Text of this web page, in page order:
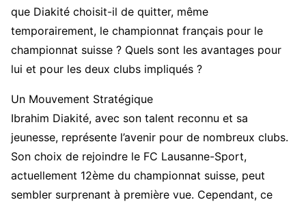
que Diakité choisit-il de quitter, même
temporairement, le championnat français pour le
championnat suisse ? Quels sont les avantages pour
lui et pour les deux clubs impliqués ?
Un Mouvement Stratégique
Ibrahim Diakité, avec son talent reconnu et sa
jeunesse, représente l’avenir pour de nombreux clubs.
Son choix de rejoindre le FC Lausanne-Sport,
actuellement 12ème du championnat suisse, peut
sembler surprenant à première vue. Cependant, ce